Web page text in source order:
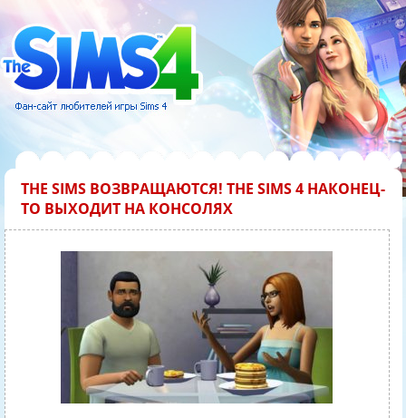
THE SIMS ВОЗВРАЩАЮТСЯ! THE SIMS 4 НАКОНЕЦ-
ТО ВЫХОДИТ НА КОНСОЛЯХ